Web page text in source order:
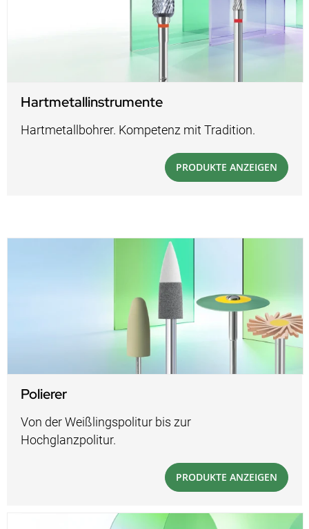
Hartmetallinstrumente
Hartmetallbohrer. Kompetenz mit Tradition.
PRODUKTE ANZEIGEN
Polierer
Von der Weißlingspolitur bis zur
Hochglanzpolitur.
PRODUKTE ANZEIGEN